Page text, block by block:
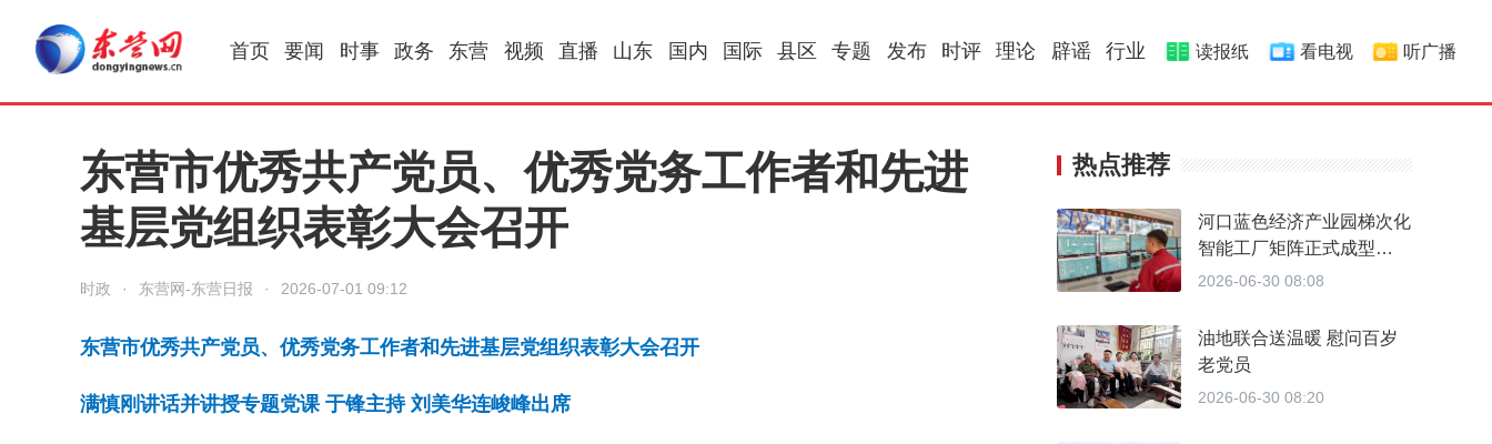
首页 要闻 时事 政务 东营 视频 直播 山东 国内 国际 县区 专题 发布 时评 理论 辟谣 行业 读报纸 看电视 听广播
东营市优秀共产党员、优秀党务工作者和先进
基层党组织表彰大会召开
时政 · 东营网-东营日报 · 2026-07-01 09:12
东营市优秀共产党员、优秀党务工作者和先进基层党组织表彰大会召开
满慎刚讲话并讲授专题党课 于锋主持 刘美华连峻峰出席
热点推荐
河口蓝色经济产业园梯次化
智能工厂矩阵正式成型
从“不会转”到“精准转” 做对
2026-06-30 08:08
油地联合送温暖 慰问百岁
老党员
2026-06-30 08:20